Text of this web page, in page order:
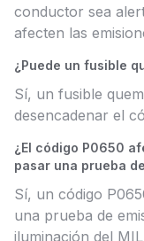
conductor sea
afecten las
¿Puede un fusible
Sí, un fusible
desencadenar el
¿El código P0650
pasar una prueba
Sí, un código
una prueba de
iluminación del